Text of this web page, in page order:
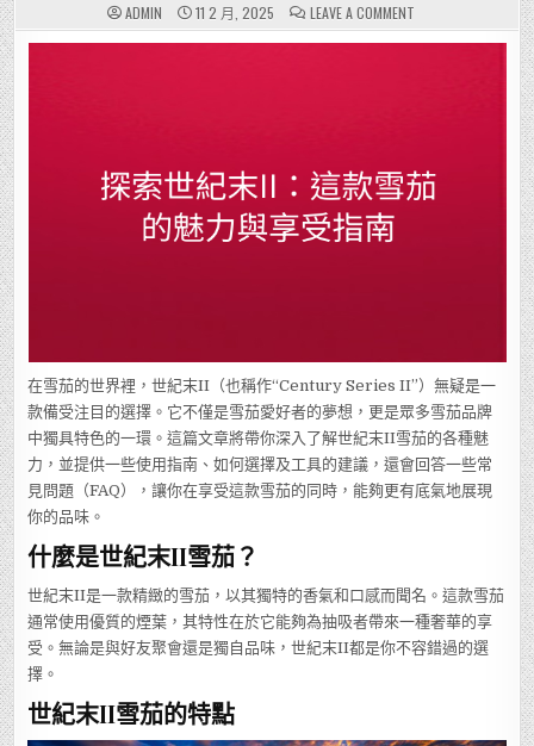
ADMIN 11 2 月, 2025 LEAVE A COMMENT
探
索
的
魅
力
在雪茄的世界裡，世紀末II（也稱作“Century Series II”）無疑是一
款備受注目的選擇。它不僅是雪茄愛好者的夢想，更是眾多雪茄品牌
中獨具特色的一環。這篇文章將帶你深入了解世紀末II雪茄的各種魅
力，並提供一些使用指南、如何選擇及工具的建議，還會回答一些常
見問題（FAQ），讓你在享受這款雪茄的同時，能夠更有底氣地展現
你的品味。
什麼是世紀末II雪茄？
世紀末II是一款精緻的雪茄，以其獨特的香氣和口感而聞名。這款雪茄
通常使用優質的煙葉，其特性在於它能夠為抽吸者帶來一種奢華的享
受。無論是與好友聚會還是獨自品味，世紀末II都是你不容錯過的選
擇。
世紀末II雪茄的特點